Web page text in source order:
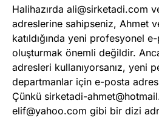
Halihazırda ali@sirketadi.com
adreslerine sahipseniz, Ahmet
katıldığında yeni profesyonel
oluşturmak önemli değildir.
adresleri kullanıyorsanız, yeni
departmanlar için e-posta
Çünkü sirketadi-
elif@yahoo.com gibi bir dizi